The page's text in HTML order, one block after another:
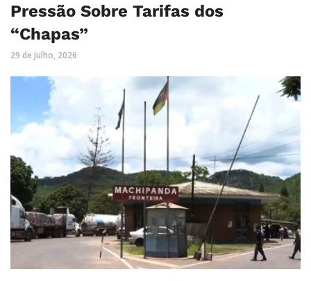
Pressão Sobre Tarifas dos
“Chapas”
29 de Julho, 2026